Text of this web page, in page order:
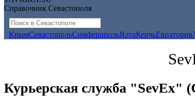
Справочник Севастополя
КрымСевастопольСимферопольЯлтаКерчьЕвпатория
Курьерская служба "SevEx"